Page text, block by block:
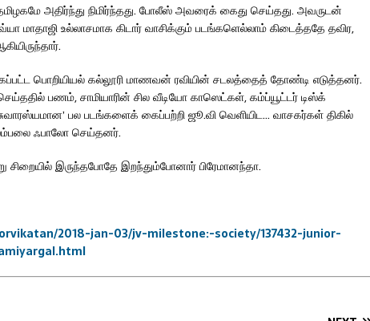
அதிர்ந்து நிமிர்ந்தது. போலீஸ் அவரைக் கைது செய்தது. அவருடன்
மாதாஜி உல்லாசமாக கிடார் வாசிக்கும் படங்களெல்லாம் கிடைத்ததே தவிர,
பொறியியல் கல்லூரி மாணவன் ரவியின் சடலத்தைத் தோண்டி எடுத்தனர்.
பணம், சாமியாரின் சில வீடியோ காஸெட்கள், கம்ப்யூட்டர் டிஸ்க்
பல படங்களைக் கைப்பற்றி ஜூ.வி வெளியிட… வாசகர்கள் திகில்
ஃபாலோ செய்தனர்.
இருந்தபோதே இறந்தும்போனார் பிரேமானந்தா.
2018-jan-03/jv-milestone:-society/137432-junior-